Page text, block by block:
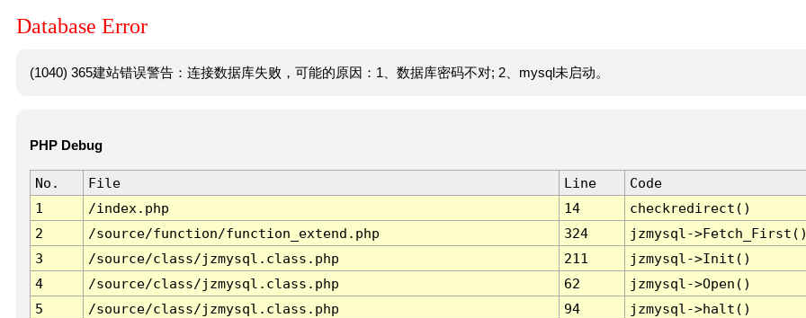
Database Error
(1040) 365建站错误警告：连接数据库失败，可能的原因：1、数据库密码不对; 2、mysql未启动。
PHP Debug
No. File Line
Code
1
/index.php 14
checkredirect()
2
/source/function/function_extend.php 324
jzmysql-
3
/source/class/jzmysql.class.php 211
jzmysql->Init()
4
/source/class/jzmysql.class.php 62
jzmysql->Open()
5
/source/class/jzmysql.class.php 94
jzmysql->halt()